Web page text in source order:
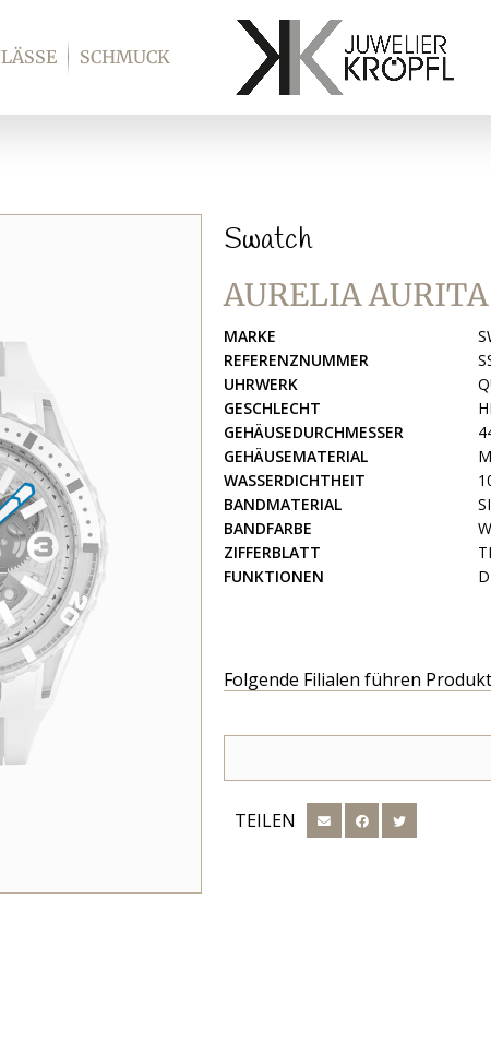
SCHMUCK
Swatch
AURELIA AURITA
MARKE
REFERENZNUMMER
UHRWERK
GESCHLECHT
GEHÄUSEDURCHMESSER
GEHÄUSEMATERIAL
WASSERDICHTHEIT
BANDMATERIAL
BANDFARBE
ZIFFERBLATT
FUNKTIONEN
Folgende Filialen führen
TEILEN